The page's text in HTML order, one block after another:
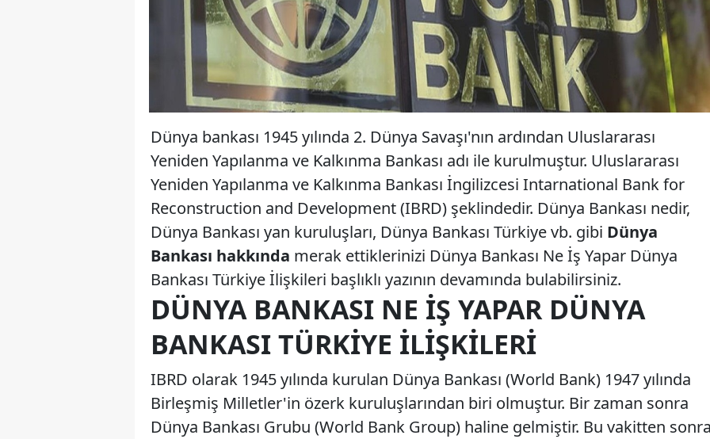
Dünya bankası 1945 yılında 2. Dünya Savaşı'nın ardından Uluslararası
Yeniden Yapılanma ve Kalkınma Bankası adı ile kurulmuştur. Uluslararası
Yeniden Yapılanma ve Kalkınma Bankası İngilizcesi Intarnational Bank for
Reconstruction and Development (IBRD) şeklindedir. Dünya Bankası nedir,
Dünya Bankası yan kuruluşları, Dünya Bankası Türkiye vb. gibi Dünya
Bankası hakkında merak ettiklerinizi Dünya Bankası Ne İş Yapar Dünya
Bankası Türkiye İlişkileri başlıklı yazının devamında bulabilirsiniz.
DÜNYA BANKASI NE İŞ YAPAR DÜNYA
BANKASI TÜRKIYE İLIŞKILERI
IBRD olarak 1945 yılında kurulan Dünya Bankası (World Bank) 1947 yılında
Birleşmiş Milletler'in özerk kuruluşlarından biri olmuştur. Bir zaman sonra
Dünya Bankası Grubu (World Bank Group) haline gelmiştir. Bu vakitten